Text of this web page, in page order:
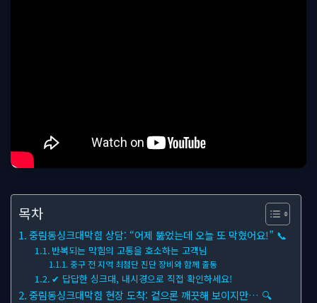
목차
중림동싱크대막힘 상담: “어제 뚫었는데 오늘 또 막혔어요!” 📞
반복되는 막힘의 고통을 호소하는 고객님
중구 전 지역 최첨단 진단 장비와 함께 출동
✔ 답답한 싱크대, 내시경으로 직접 확인하세요!
중림동싱크대막힘 현장 도착: 겉으론 깨끗해 보이지만… 🔍